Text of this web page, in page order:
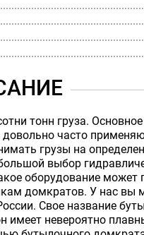
тонн груза.
часто
грузы на
выбор
оборудование может
домкратов. У нас вы
Свое название
имеет невероятно